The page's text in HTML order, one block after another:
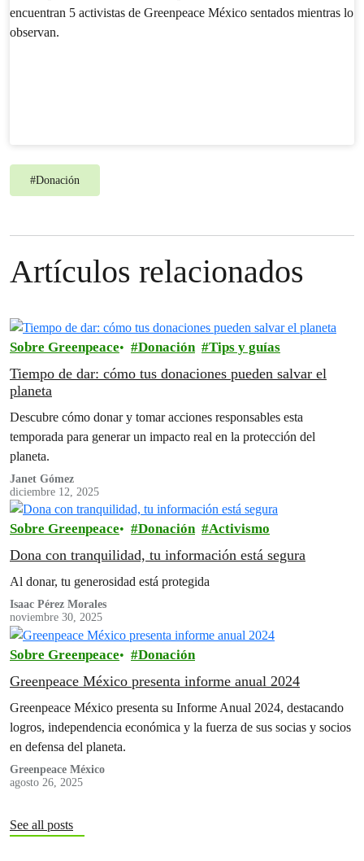
#Donación
Artículos relacionados
Sobre Greenpeace Donación Tips y guías
Tiempo de dar: cómo tus donaciones pueden salvar el
planeta
Descubre cómo donar y tomar acciones responsables esta
temporada para generar un impacto real en la protección del
planeta.
Janet Gómez
diciembre 12, 2025
Sobre Greenpeace Donación Activismo
Dona con tranquilidad, tu información está segura
Al donar, tu generosidad está protegida
Isaac Pérez Morales
noviembre 30, 2025
Sobre Greenpeace Donación
Greenpeace México presenta informe anual 2024
Greenpeace México presenta su Informe Anual 2024, destacando
logros, independencia económica y la fuerza de sus socias y socios
en defensa del planeta.
Greenpeace México
agosto 26, 2025
See all posts